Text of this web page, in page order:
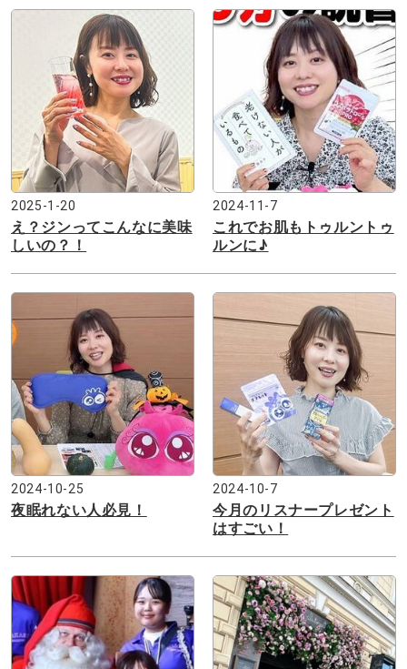
2025-1-20
え？ジンってこんなに美味
しいの？！
2024-11-7
これでお肌もトゥルントゥ
ルンに♪
2024-10-25
夜眠れない人必見！
2024-10-7
今月のリスナープレゼント
はすごい！